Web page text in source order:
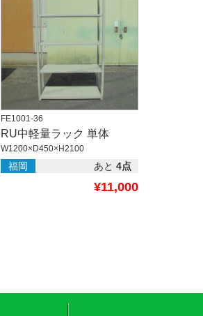
FE1001-36
RU中軽量ラック 単体
W1200×D450×H2100
福岡 あと 4点
¥11,000